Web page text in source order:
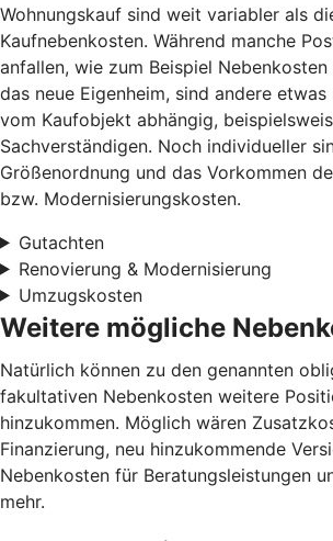
Wohnungskauf sind weit variabler als
Kaufnebenkosten. Während manche
anfallen, wie zum Beispiel
das neue Eigenheim, sind andere
vom Kaufobjekt abhängig,
Sachverständigen. Noch individueller
Größenordnung und das Vorkommen
bzw. Modernisierungskosten.
Gutachten
Renovierung & Modernisierung
Umzugskosten
Weitere mögliche
Natürlich können zu den genannten
fakultativen Nebenkosten weitere
hinzukommen. Möglich wären
Finanzierung, neu hinzukommende
Nebenkosten für Beratungsleistungen
mehr.